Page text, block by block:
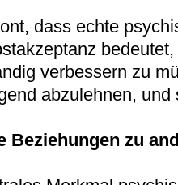
dass echte
verbessern zu
abzulehnen,
Beziehungen zu